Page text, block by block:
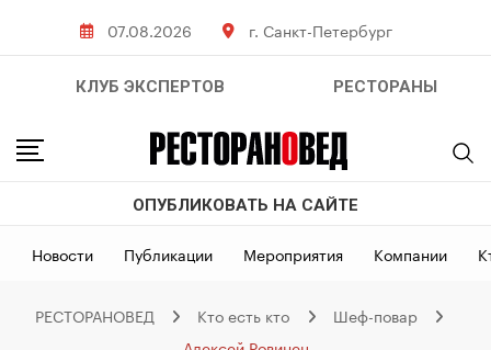
07.08.2026 г. Санкт-Петербург
КЛУБ ЭКСПЕРТОВ РЕСТОРАНЫ
ОПУБЛИКОВАТЬ НА САЙТЕ
Новости Публикации Мероприятия Компании
РЕСТОРАНОВЕД Кто есть кто
Шеф-повар